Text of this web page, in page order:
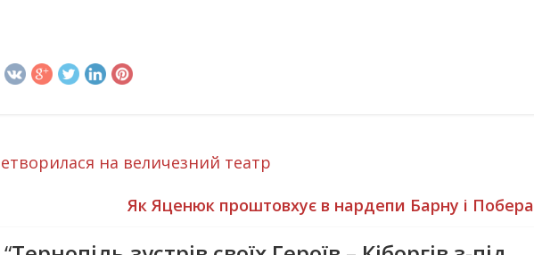
на величезний театр
Як Яценюк проштовхує в нардепи Барну і Побера